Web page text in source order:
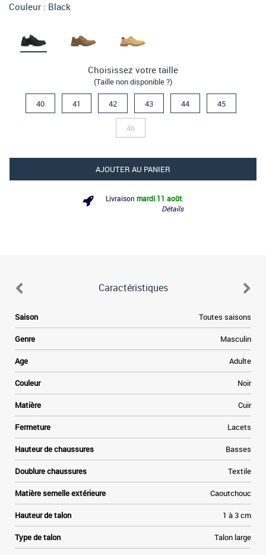
Couleur : Black
Choisissez votre taille
(Taille non disponible ?)
40 41 42 43 44 45
46
AJOUTER AU PANIER
Livraison mardi 11 août
Détails
Caractéristiques
Saison Toutes saisons
Genre Masculin
Age Adulte
Couleur Noir
Matière Cuir
Fermeture Lacets
Hauteur de chaussures Basses
Doublure chaussures Textile
Matière semelle extérieure Caoutchouc
Hauteur de talon 1 à 3 cm
Type de talon Talon large